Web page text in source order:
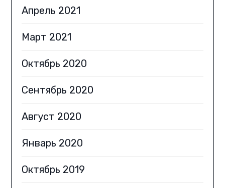
Апрель 2021
Март 2021
Октябрь 2020
Сентябрь 2020
Август 2020
Январь 2020
Октябрь 2019